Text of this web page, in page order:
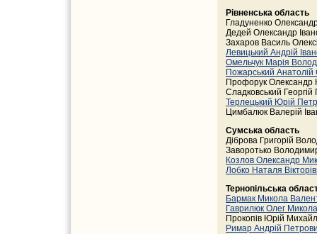
Рівненська область
Гладуненко
Дедей Олександр
Захаров Василь
Левицький Андрій
Омельчук Марія
Пожарський
Профорук Олександр
Сладковський
Терлецький Юрій
Цимбалюк Валерій
Сумська область
Діброва Григорій
Заворотько
Козлов Олександр
Лобко Наталя
Тернопільська
Бармак Микола
Гаврилюк Олег
Прокопів Юрій
Римар Андрій